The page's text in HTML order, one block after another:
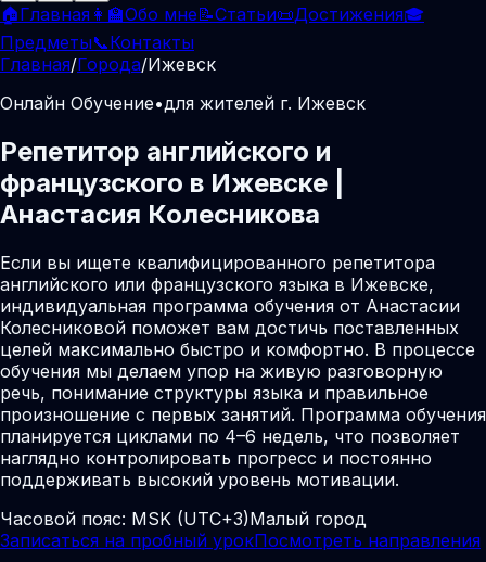
🏠Главная 👩‍🏫Обо мне📝Статьи📜Достижения🎓
Предметы📞Контакты
Главная/Города/Ижевск
Онлайн Обучение•для жителей г. Ижевск
Репетитор английского и
французского в Ижевске |
Анастасия Колесникова
Если вы ищете квалифицированного репетитора
английского или французского языка в Ижевске,
индивидуальная программа обучения от Анастасии
Колесниковой поможет вам достичь поставленных
целей максимально быстро и комфортно. В процессе
обучения мы делаем упор на живую разговорную
речь, понимание структуры языка и правильное
произношение с первых занятий. Программа обучения
планируется циклами по 4–6 недель, что позволяет
наглядно контролировать прогресс и постоянно
поддерживать высокий уровень мотивации.
Часовой пояс: MSK (UTC+3)Малый город
Записаться на пробный урокПосмотреть направления